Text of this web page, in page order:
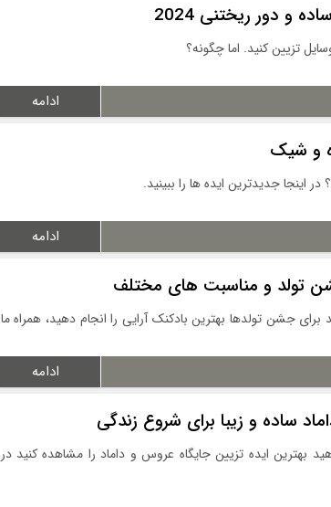
و دور ریختنی 2024
تزیین کنید. اما چگونه؟
ادامه
و شیک
اینجا جدیدترین ایده ها را ببینید.
ادامه
تولد و مناسبت های مختلف
جشن تولدها بهترین بادکنک آرایی را انجام دهید، همراه ما
ادامه
ایده تزیین جایگاه عروس و داماد را مشاهده کنید در